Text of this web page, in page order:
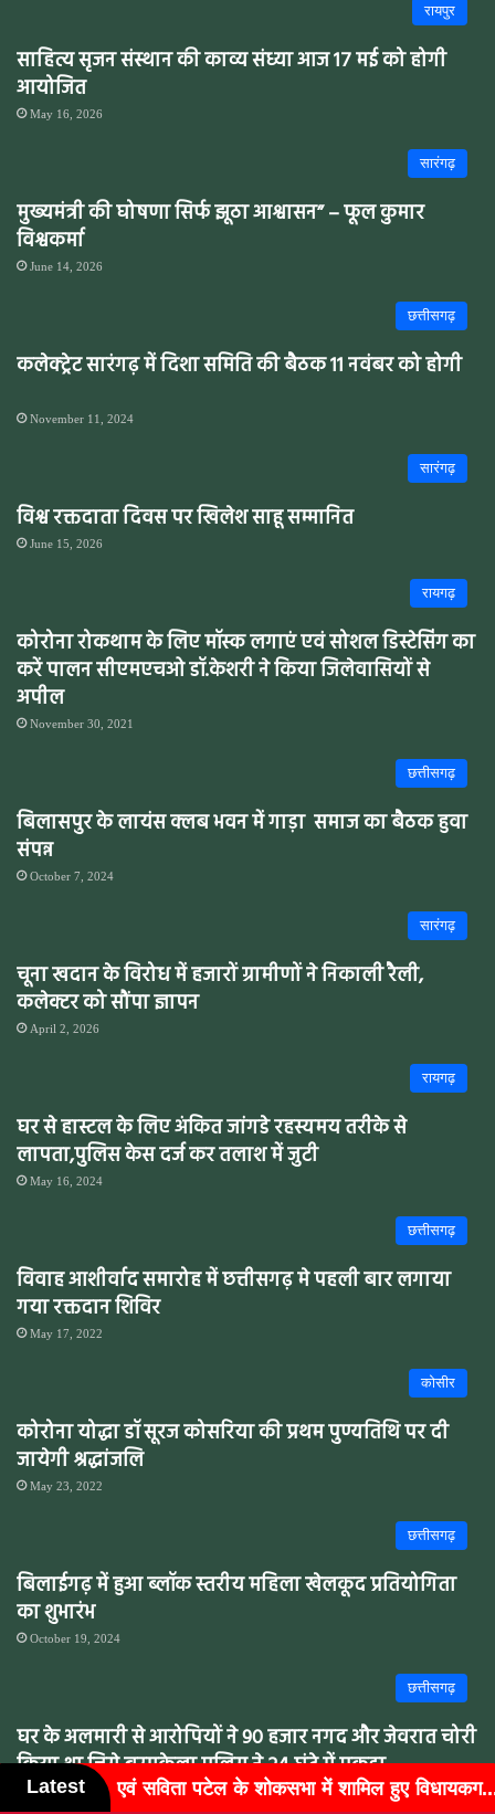
रायपुर
साहित्य सृजन संस्थान की काव्य संध्या आज 17 मई को होगी
आयोजित
May 16, 2026
सारंगढ़
मुख्यमंत्री की घोषणा सिर्फ झूठा आश्वासन” – फूल कुमार
विश्वकर्मा
June 14, 2026
छत्तीसगढ़
कलेक्ट्रेट सारंगढ़ में दिशा समिति की बैठक 11 नवंबर को होगी
November 11, 2024
सारंगढ़
विश्व रक्तदाता दिवस पर खिलेश साहू सम्मानित
June 15, 2026
रायगढ़
कोरोना रोकथाम के लिए मॉस्क लगाएं एवं सोशल डिस्टेसिंग का
करें पालन सीएमएचओ डॉ.केशरी ने किया जिलेवासियों से
अपील
November 30, 2021
छत्तीसगढ़
बिलासपुर के लायंस क्लब भवन में गाड़ा समाज का बैठक हुवा
संपन्न
October 7, 2024
सारंगढ़
चूना खदान के विरोध में हजारों ग्रामीणों ने निकाली रैली,
कलेक्टर को सौंपा ज्ञापन
April 2, 2026
रायगढ़
घर से हास्टल के लिए अंकित जांगडे रहस्यमय तरीके से
लापता,पुलिस केस दर्ज कर तलाश में जुटी
May 16, 2024
छत्तीसगढ़
विवाह आशीर्वाद समारोह में छत्तीसगढ़ मे पहली बार लगाया
गया रक्तदान शिविर
May 17, 2022
कोसीर
कोरोना योद्धा डॉ सूरज कोसरिया की प्रथम पुण्यतिथि पर दी
जायेगी श्रद्धांजलि
May 23, 2022
छत्तीसगढ़
बिलाईगढ़ में हुआ ब्लॉक स्तरीय महिला खेलकूद प्रतियोगिता
का शुभारंभ
October 19, 2024
छत्तीसगढ़
घर के अलमारी से आरोपियों ने 90 हजार नगद और जेवरात चोरी
किया था जिसे बरमकेला पुलिस ने 24 घंटे में पकड़ा
March 2, 2022
Latest
में शामिल हुए विधायकग... बुजुर्गों के चेहरों पर लौटी